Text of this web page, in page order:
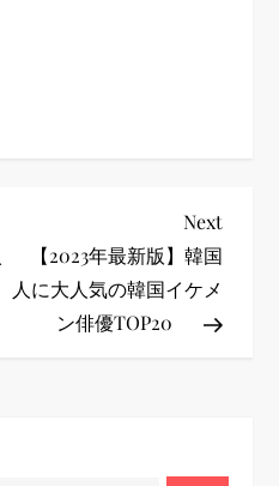
Next
Post
Next
【2023年最新版】韓国
人に大人気の韓国イケメ
ン俳優TOP20